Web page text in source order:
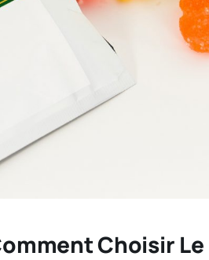
Choisir Le